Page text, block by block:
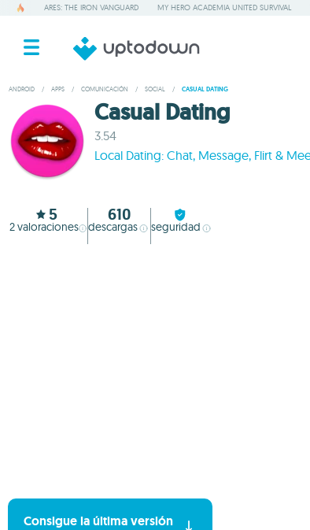
ARES: THE IRON VANGUARD MY HERO ACADEMIA UNITED SURVIVAL
ANDROID / APPS / COMUNICACIÓN / SOCIAL / CASUAL DATING
Casual Dating
3.54
Local Dating: Chat, Message, Flirt &
5
2valoraciones
610
descargas seguridad
Consigue la última versión